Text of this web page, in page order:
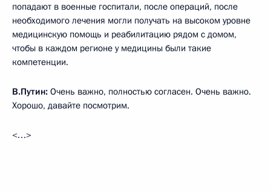
попадают в военные госпитали, после операций, после
необходимого лечения могли получать на высоком уровне
медицинскую помощь и реабилитацию рядом с домом,
чтобы в каждом регионе у медицины были такие
компетенции.
В.Путин: Очень важно, полностью согласен. Очень важно.
Хорошо, давайте посмотрим.
<…>